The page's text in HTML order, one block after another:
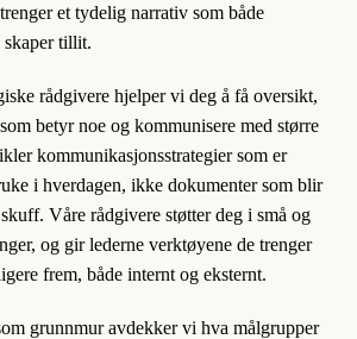
et tydelig narrativ som både
skaper tillit.
rådgivere hjelper vi deg å få oversikt,
betyr noe og kommunisere med større
kommunikasjonsstrategier som er
i hverdagen, ikke dokumenter som blir
Våre rådgivere støtter deg i små og
og gir lederne verktøyene de trenger
frem, både internt og eksternt.
grunnmur avdekker vi hva målgrupper